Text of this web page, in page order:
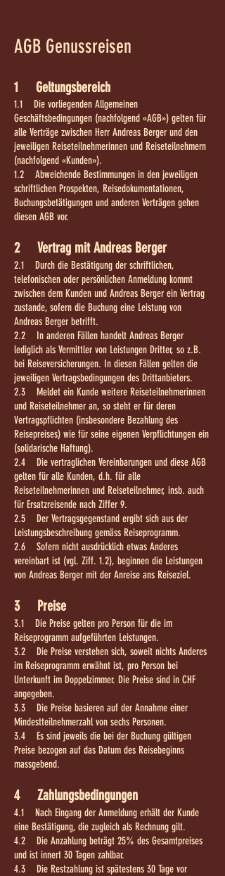
AGB Genussreisen
1 Geltungsbereich
1.1 Die vorliegenden Allgemeinen
Geschäftsbedingungen (nachfolgend «AGB») gelten für
alle Verträge zwischen Herr Andreas Berger und den
jeweiligen Reiseteilnehmerinnen und Reiseteilnehmern
(nachfolgend «Kunden»).
1.2 Abweichende Bestimmungen in den jeweiligen
schriftlichen Prospekten, Reisedokumentationen,
Buchungsbetätigungen und anderen Verträgen gehen
diesen AGB vor.
2 Vertrag mit Andreas Berger
2.1 Durch die Bestätigung der schriftlichen,
telefonischen oder persönlichen Anmeldung kommt
zwischen dem Kunden und Andreas Berger ein Vertrag
zustande, sofern die Buchung eine Leistung von
Andreas Berger betrifft.
2.2 In anderen Fällen handelt Andreas Berger
lediglich als Vermittler von Leistungen Dritter, so z.B.
bei Reiseversicherungen. In diesen Fällen gelten die
jeweiligen Vertragsbedingungen des Drittanbieters.
2.3 Meldet ein Kunde weitere Reiseteilnehmerinnen
und Reiseteilnehmer an, so steht er für deren
Vertragspflichten (insbesondere Bezahlung des
Reisepreises) wie für seine eigenen Verpflichtungen ein
(solidarische Haftung).
2.4 Die vertraglichen Vereinbarungen und diese AGB
gelten für alle Kunden, d.h. für alle
Reiseteilnehmerinnen und Reiseteilnehmer, insb. auch
für Ersatzreisende nach Ziffer 9.
2.5 Der Vertragsgegenstand ergibt sich aus der
Leistungsbeschreibung gemäss Reiseprogramm.
2.6 Sofern nicht ausdrücklich etwas Anderes
vereinbart ist (vgl. Ziff. 1.2), beginnen die Leistungen
von Andreas Berger mit der Anreise ans Reiseziel.
3 Preise
3.1 Die Preise gelten pro Person für die im
Reiseprogramm aufgeführten Leistungen.
3.2 Die Preise verstehen sich, soweit nichts Anderes
im Reiseprogramm erwähnt ist, pro Person bei
Unterkunft im Doppelzimmer. Die Preise sind in CHF
angegeben.
3.3 Die Preise basieren auf der Annahme einer
Mindestteilnehmerzahl von sechs Personen.
3.4 Es sind jeweils die bei der Buchung gültigen
Preise bezogen auf das Datum des Reisebeginns
massgebend.
4 Zahlungsbedingungen
4.1 Nach Eingang der Anmeldung erhält der Kunde
eine Bestätigung, die zugleich als Rechnung gilt.
4.2 Die Anzahlung beträgt 25% des Gesamtpreises
und ist innert 30 Tagen zahlbar.
4.3 Die Restzahlung ist spätestens 30 Tage vor